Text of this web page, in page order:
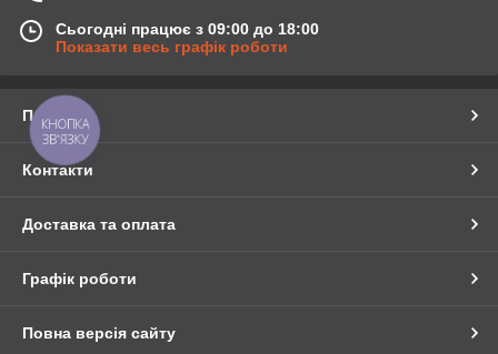
Сьогодні працює з 09:00 до 18:00
Показати весь графік роботи
Про нас
Контакти
Доставка та оплата
Графік роботи
Повна версія сайту
КНОПКА
ЗВ'ЯЗКУ